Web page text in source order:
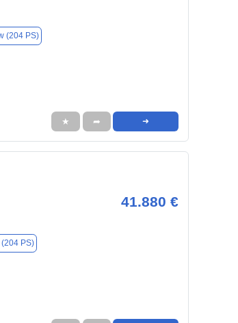
(204 PS)
★ ➦ ➜
41.880 €
PS)